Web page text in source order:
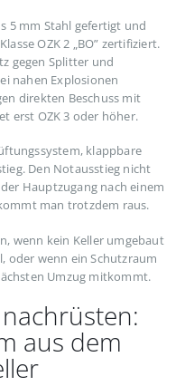
5 mm Stahl gefertigt und
OZK 2 „BO” zertifiziert.
gegen Splitter und
nahen Explosionen
direkten Beschuss mit
erst OZK 3 oder höher.
klappbare
Den Notausstieg nicht
Hauptzugang nach einem
man trotzdem raus.
wenn kein Keller umgebaut
oder wenn ein Schutzraum
Umzug mitkommt.
aus dem